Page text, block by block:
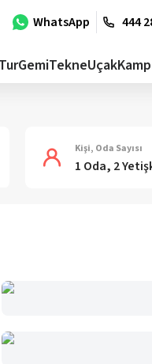
WhatsApp 444
TurGemiTekneUçak
Kişi, Oda Sayısı
1 Oda, 2